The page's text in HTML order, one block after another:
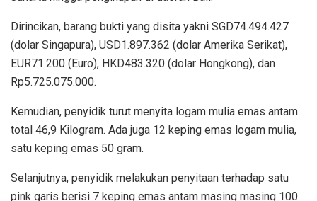
Dirincikan, barang bukti yang disita yakni SGD74.494.427
(dolar Singapura), USD1.897.362 (dolar Amerika Serikat),
EUR71.200 (Euro), HKD483.320 (dolar Hongkong), dan
Rp5.725.075.000.
Kemudian, penyidik turut menyita logam mulia emas antam
total 46,9 Kilogram. Ada juga 12 keping emas logam mulia,
satu keping emas 50 gram.
Selanjutnya, penyidik melakukan penyitaan terhadap satu
pink garis berisi 7 keping emas antam masing masing 100